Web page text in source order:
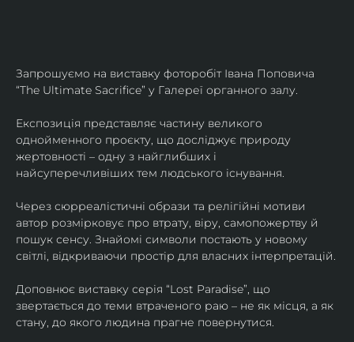
Запрошуємо на виставку фоторобіт Івана Поповича
“The Ultimate Sacrifice” у Галереї органного залу.
Експозиція представляє частину великого
однойменного проєкту, що досліджує природу
жертовності – одну з найглибших і
найсуперечливіших тем людського існування.
Через сюрреалістичні образи та релігійні мотиви
автор розмірковує про втрату, віру, самопожертву й
пошук сенсу. Знайомі символи постають у новому
світлі, відкриваючи простір для власних інтерпретацій.
Доповнює виставку серія “Lost Paradise”, що
звертається до теми втраченого раю – не як місця, а як
стану, до якого людина прагне повернутися.